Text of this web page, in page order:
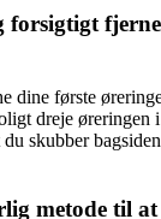
dine første
dreje øreringen
skubber
metode til